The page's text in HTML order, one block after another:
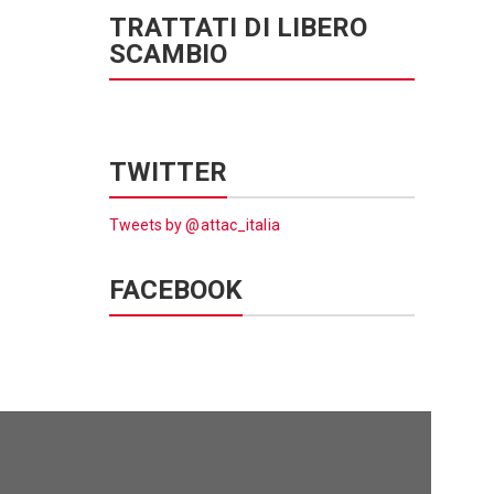
TRATTATI DI LIBERO
SCAMBIO
TWITTER
Tweets by @attac_italia
FACEBOOK